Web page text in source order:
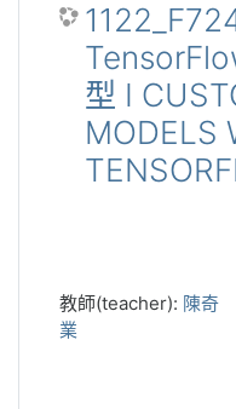
型 I
MODELS
教師(teacher): 陳奇
業